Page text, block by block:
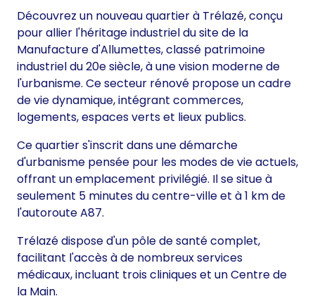
Découvrez un nouveau quartier à Trélazé, conçu
pour allier l'héritage industriel du site de la
Manufacture d'Allumettes, classé patrimoine
industriel du 20e siècle, à une vision moderne de
l'urbanisme. Ce secteur rénové propose un cadre
de vie dynamique, intégrant commerces,
logements, espaces verts et lieux publics.
Ce quartier s'inscrit dans une démarche
d'urbanisme pensée pour les modes de vie actuels,
offrant un emplacement privilégié. Il se situe à
seulement 5 minutes du centre-ville et à 1 km de
l'autoroute A87.
Trélazé dispose d'un pôle de santé complet,
facilitant l'accès à de nombreux services
médicaux, incluant trois cliniques et un Centre de
la Main.